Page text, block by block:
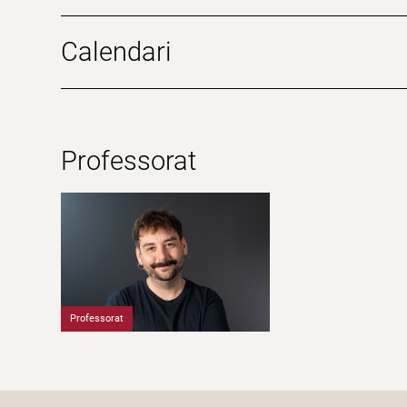
Calendari
Professorat
Professorat